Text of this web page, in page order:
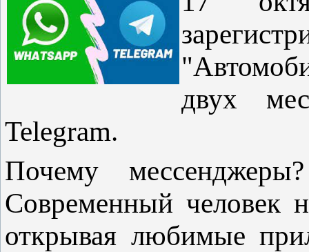
двух
Telegram.
Почему
Современный человек
открывая любимые